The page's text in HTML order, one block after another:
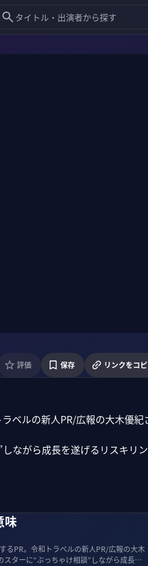
評価 保存 リンクをコ
ベルの新人PR/広報の大木優紀
ながら成長を遂げるリスキリン
味
るPR。令和トラベルの新人PR/広報の大木
ターに“ぶっちゃけ相談”しながら成長を